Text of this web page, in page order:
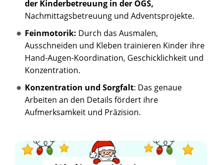
der Kinderbetreuung in der OGS,
Nachmittagsbetreuung und Adventsprojekte.
Feinmotorik: Durch das Ausmalen,
Ausschneiden und Kleben trainieren Kinder ihre
Hand-Augen-Koordination, Geschicklichkeit und
Konzentration.
Konzentration und Sorgfalt: Das genaue
Arbeiten an den Details fördert ihre
Aufmerksamkeit und Präzision.